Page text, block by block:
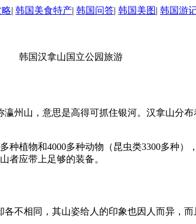
| 韩国美食特产| 韩国问答| 韩国美图| 韩国游
韩国汉拿山国立公园旅游
山，意思是高得可抓住银河。汉拿山分布
植物和4000多种动物（昆虫类3300多种）
者应带上足够的装备。
相同，其山姿给人的印象也因人而异，